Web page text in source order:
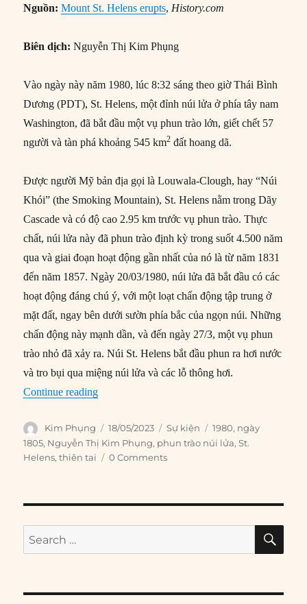
Nguồn: Mount St. Helens erupts,History.com
Biên dịch:Nguyễn Thị Kim Phụng
Vào ngày này năm 1980, lúc 8:32 sáng theo giờ Thái Bình
Dương (PDT), St. Helens, một đỉnh núi lửa ở phía tây nam
Washington, đã bắt đầu một vụ phun trào lớn, giết chết 57
người và tàn phá khoảng 545 km2 đất hoang dã.
Được người Mỹ bản địa gọi là Louwala-Clough, hay “Núi
Khói” (the Smoking Mountain), St. Helens nằm trong Dãy
Cascade và có độ cao 2.95 km trước vụ phun trào. Thực
chất, núi lửa này đã phun trào định kỳ trong suốt 4.500 năm
qua và giai đoạn hoạt động gần nhất của nó là từ năm 1831
đến năm 1857. Ngày 20/03/1980, núi lửa đã bắt đầu có các
hoạt động đáng chú ý, với một loạt chấn động tập trung ở
mặt đất, ngay bên dưới sườn phía bắc của ngọn núi. Những
chấn động này mạnh dần, và đến ngày 27/3, một vụ phun
trào nhỏ đã xảy ra. Núi St. Helens bắt đầu phun ra hơi nước
và tro bụi qua miệng núi lửa và các lỗ thông hơi.
Continue reading“18/05/1980: Núi lửa St. Helens phun trào”
Author
Kim Phụng
Posted
on
18/05/2023 Categories
Sự kiện Tags
1980, ngày
1805, Nguyễn Thị Kim Phụng, phun trào núi lửa,St.
Helens,thiên tai 0 Comments
Search
for: